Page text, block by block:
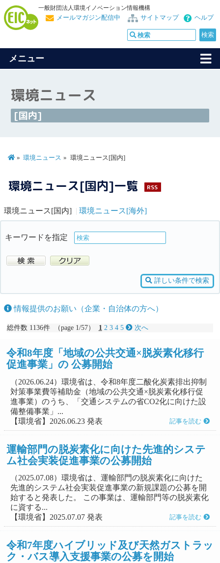
一般財団法人環境イノベーション情報機構
ヘルプ
サイトマップ
メールマガジン配信中
メニュー
環境ニュース
[国内]
環境ニュース 環境ニュース[国内]
環境ニュース[国内]一覧 RSS
環境ニュース[国内] 環境ニュース[海外]
キーワードを指定
詳しい条件で検索
情報提供のお願い（企業・自治体の方へ）
総件数 1136件 （page 1/57） 1 2 3 4 5 次へ
令和8年度「地域の公共交通×脱炭素化移行
促進事業」の 公募開始
（2026.06.24）環境省は、令和8年度二酸化炭素排出抑制
対策事業費等補助金（地域の公共交通×脱炭素化移行促
進事業）のうち、「交通システムの省CO2化に向けた設
備整備事業」...
【環境省】2026.06.23 発表
記事を読む
運輸部門の脱炭素化に向けた先進的システ
ム社会実装促進事業の公募開始
（2025.07.08）環境省は、運輸部門の脱炭素化に向けた
先進的システム社会実装促進事業の新規課題の公募を開
始すると発表した。 この事業は、運輸部門等の脱炭素化
に資する...
【環境省】2025.07.07 発表
記事を読む
令和7年度ハイブリッド及び天然ガストラッ
ク・バス導入支援事業の公募を開始